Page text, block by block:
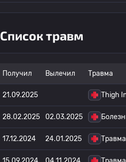
Список травм
Получил Вылечил Травма
21.09.2025 Thigh
28.02.2025 02.03.2025
17.12.2024 24.01.2025